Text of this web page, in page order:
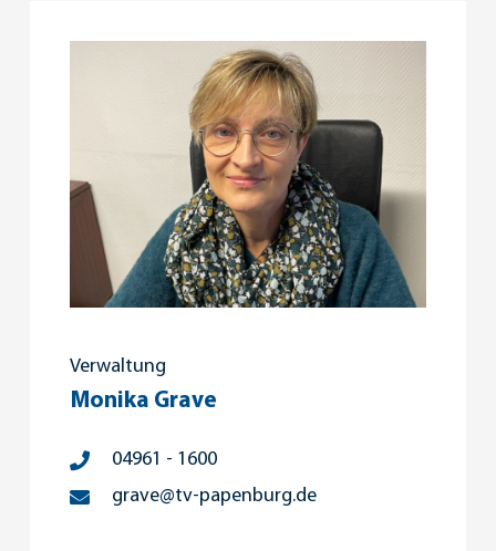
Verwaltung
Monika Grave
04961 - 1600
grave@tv-papenburg.de